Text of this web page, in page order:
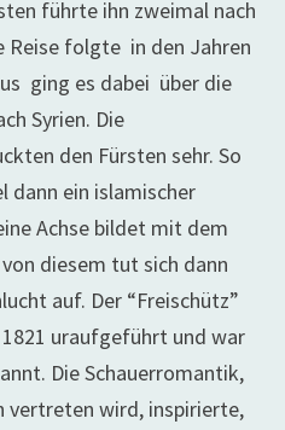
führte ihn zweimal nach
Reise folgte in den Jahren
ging es dabei über die
Syrien. Die
den Fürsten sehr. So
dann ein islamischer
Achse bildet mit dem
diesem tut sich dann
auf. Der “Freischütz”
uraufgeführt und war
Die Schauerromantik,
vertreten wird, inspirierte,